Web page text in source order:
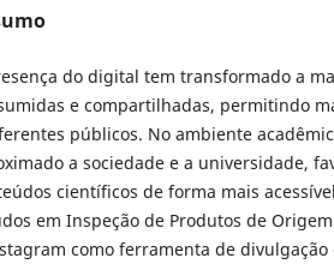
do digital tem transformado a
e compartilhadas, permitindo
públicos. No ambiente
a sociedade e a universidade,
científicos de forma mais
em Inspeção de Produtos de
como ferramenta de divulgação